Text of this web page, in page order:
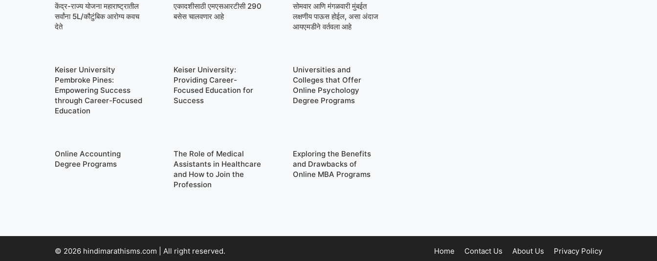
केंद्र-राज्य योजना महाराष्ट्रातील
सर्वांना 5L/कौटुंबिक आरोग्य कवच
देते
एकादशीसाठी एमएसआरटीसी 290
बसेस चालवणार आहे
सोमवार आणि मंगळवारी मुंबईत
लक्षणीय पाऊस होईल, असा अंदाज
आयएमडीने वर्तवला आहे
Keiser University
Pembroke Pines:
Empowering Success
through Career-Focused
Education
Keiser University:
Providing Career-
Focused Education for
Success
Universities and
Colleges that Offer
Online Psychology
Degree Programs
Online Accounting
Degree Programs
The Role of Medical
Assistants in Healthcare
and How to Join the
Profession
Exploring the Benefits
and Drawbacks of
Online MBA Programs
Home Contact Us About Us Privacy Policy
© 2026 hindimarathisms.com | All right reserved.